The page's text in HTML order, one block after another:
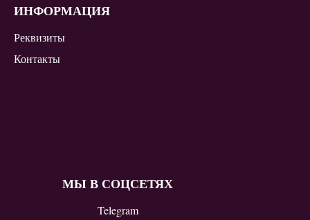
ИНФОРМАЦИЯ
Реквизиты
Контакты
МЫ В СОЦСЕТЯХ
Telegram